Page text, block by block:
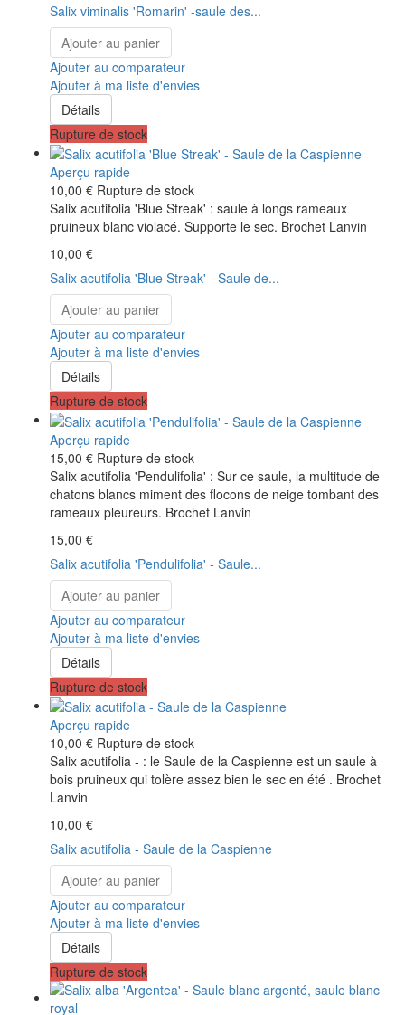
Salix viminalis 'Romarin' -saule des...
Ajouter au panier
Ajouter au comparateur
Ajouter à ma liste d'envies
Détails
Rupture de stock
Aperçu rapide
10,00 € Rupture de stock
Salix acutifolia 'Blue Streak' : saule à longs rameaux
pruineux blanc violacé. Supporte le sec. Brochet Lanvin
10,00 €
Salix acutifolia 'Blue Streak' - Saule de...
Ajouter au panier
Ajouter au comparateur
Ajouter à ma liste d'envies
Détails
Rupture de stock
Aperçu rapide
15,00 € Rupture de stock
Salix acutifolia 'Pendulifolia' : Sur ce saule, la multitude de
chatons blancs miment des flocons de neige tombant des
rameaux pleureurs. Brochet Lanvin
15,00 €
Salix acutifolia 'Pendulifolia' - Saule...
Ajouter au panier
Ajouter au comparateur
Ajouter à ma liste d'envies
Détails
Rupture de stock
Aperçu rapide
10,00 € Rupture de stock
Salix acutifolia - : le Saule de la Caspienne est un saule à
bois pruineux qui tolère assez bien le sec en été . Brochet
Lanvin
10,00 €
Salix acutifolia - Saule de la Caspienne
Ajouter au panier
Ajouter au comparateur
Ajouter à ma liste d'envies
Détails
Rupture de stock